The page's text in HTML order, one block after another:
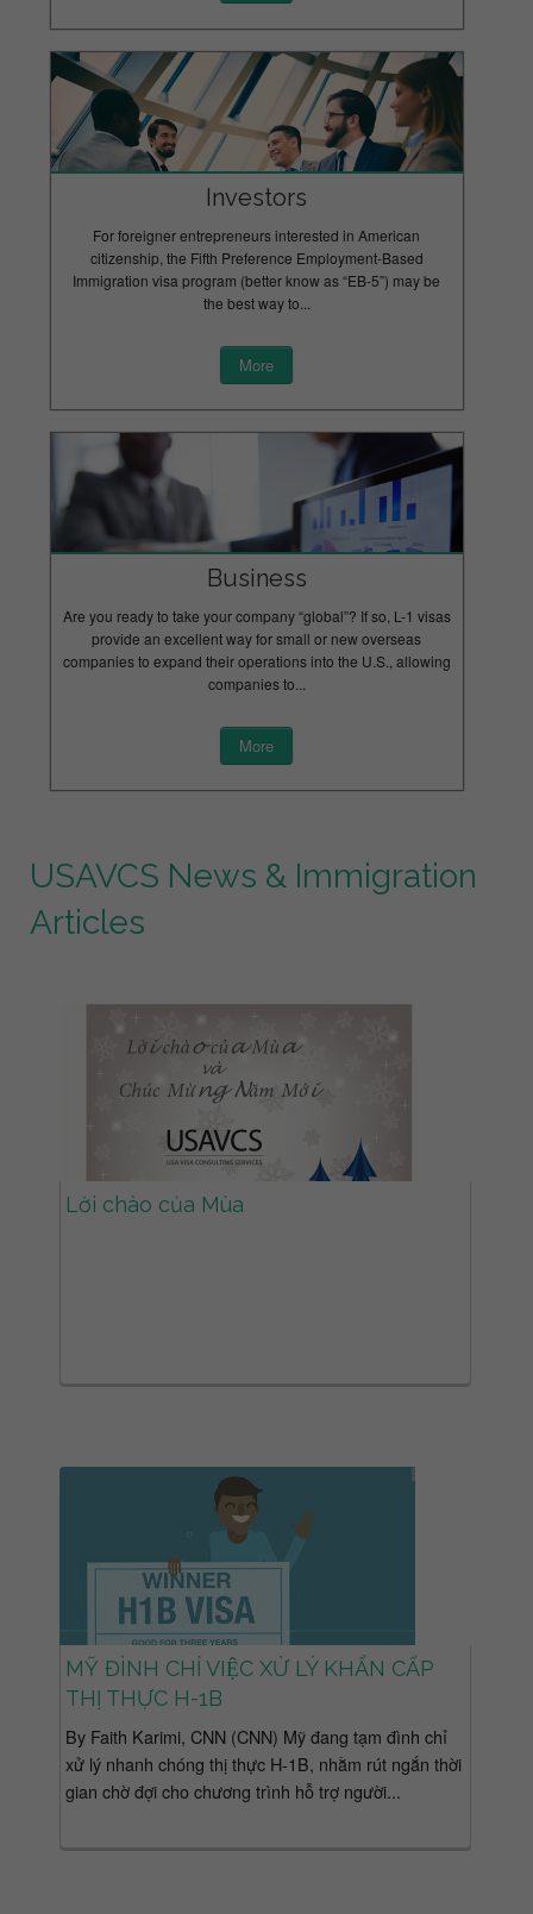
Investors
For foreigner entrepreneurs interested in American
citizenship, the Fifth Preference Employment-Based
Immigration visa program (better know as “EB-5”) may be
the best way to...
More
Business
Are you ready to take your company “global”? If so, L-1 visas
provide an excellent way for small or new overseas
companies to expand their operations into the U.S., allowing
companies to...
More
USAVCS News & Immigration
Articles
Lời chào của Mùa
MỸ ĐÌNH CHỈ VIỆC XỬ LÝ KHẨN CẤP
THỊ THỰC H-1B
By Faith Karimi, CNN (CNN) Mỹ đang tạm đình chỉ
xử lý nhanh chóng thị thực H-1B, nhằm rút ngắn thời
gian chờ đợi cho chương trình hỗ trợ người...